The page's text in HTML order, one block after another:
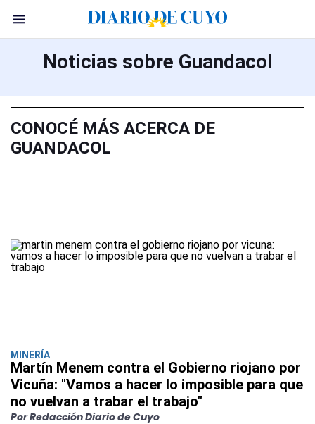
Noticias sobre Guandacol
CONOCÉ MÁS ACERCA DE
GUANDACOL
MINERÍA
Martín Menem contra el Gobierno riojano por
Vicuña: "Vamos a hacer lo imposible para que
no vuelvan a trabar el trabajo"
Por Redacción Diario de Cuyo